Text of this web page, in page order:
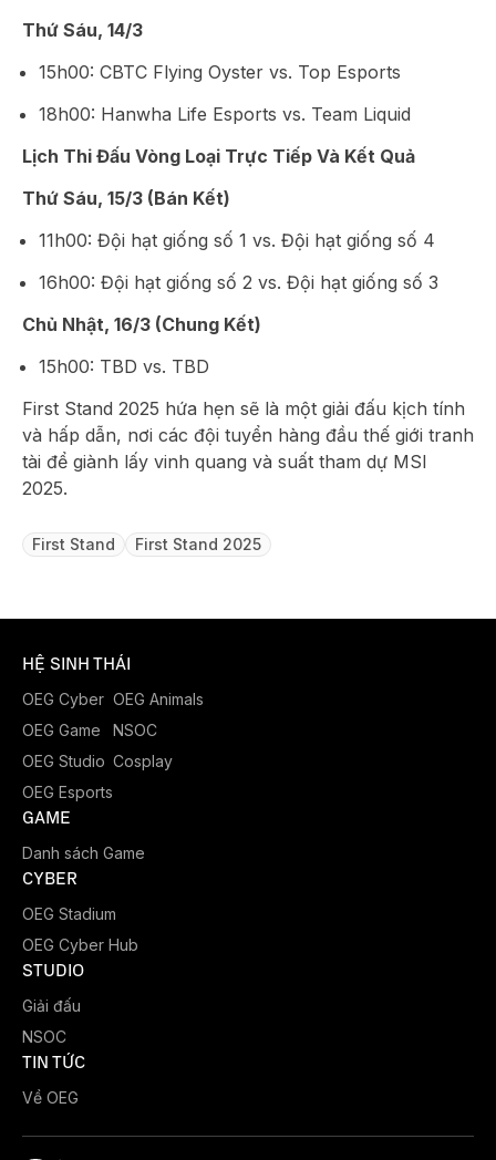
Thứ Sáu, 14/3
15h00: CBTC Flying Oyster vs. Top Esports
18h00: Hanwha Life Esports vs. Team Liquid
Lịch Thi Đấu Vòng Loại Trực Tiếp Và Kết Quả
Thứ Sáu, 15/3 (Bán Kết)
11h00: Đội hạt giống số 1 vs. Đội hạt giống số 4
16h00: Đội hạt giống số 2 vs. Đội hạt giống số 3
Chủ Nhật, 16/3 (Chung Kết)
15h00: TBD vs. TBD
First Stand 2025 hứa hẹn sẽ là một giải đấu kịch tính
và hấp dẫn, nơi các đội tuyển hàng đầu thế giới tranh
tài để giành lấy vinh quang và suất tham dự MSI
2025.
First Stand First Stand 2025
HỆ SINH THÁI
OEG Cyber
OEG Game
OEG Studio
OEG Esports
OEG Animals
NSOC
Cosplay
GAME
Danh sách Game
CYBER
OEG Stadium
OEG Cyber Hub
STUDIO
Giải đấu
NSOC
TIN TỨC
Về OEG